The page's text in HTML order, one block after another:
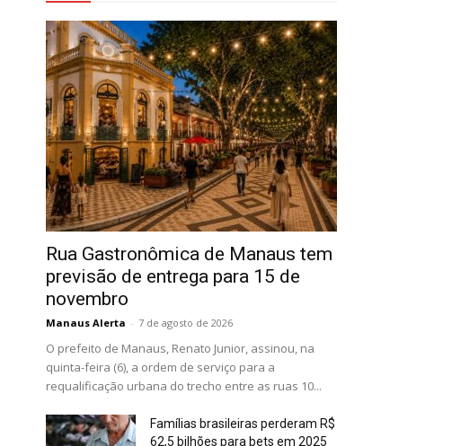
Rua Gastronômica de Manaus tem
previsão de entrega para 15 de
novembro
Manaus Alerta - 7 de agosto de 2026
O prefeito de Manaus, Renato Junior, assinou, na
quinta-feira (6), a ordem de serviço para a
requalificação urbana do trecho entre as ruas 10...
Famílias brasileiras perderam R$
62,5 bilhões para bets em 2025